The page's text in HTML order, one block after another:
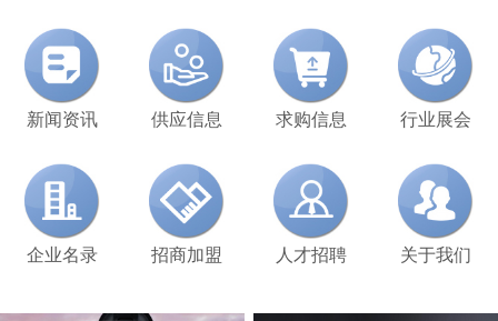
新闻资讯 供应信息 求购信息 行业展会
企业名录 招商加盟 人才招聘 关于我们